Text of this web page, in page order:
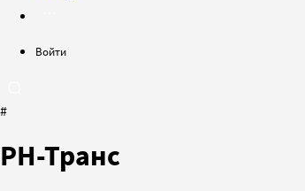
Войти
#
РН-Транс